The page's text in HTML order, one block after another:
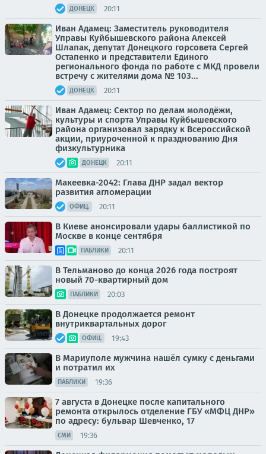
ДОНЕЦК 20:11
Иван Адамец: Заместитель руководителя
Управы Куйбышевского района Алексей
Шлапак, депутат Донецкого горсовета Сергей
Остапенко и представители Единого
регионального фонда по работе с МКД провели
встречу с жителями дома № 103...
ДОНЕЦК 20:11
Иван Адамец: Сектор по делам молодёжи,
культуры и спорта Управы Куйбышевского
района организовал зарядку к Всероссийской
акции, приуроченной к празднованию Дня
физкультурника
ДОНЕЦК 20:11
Макеевка-2042: Глава ДНР задал вектор
развития агломерации
ОФИЦ. 20:11
В Киеве анонсировали удары баллистикой по
Москве в конце сентября
ПАБЛИКИ 20:11
В Тельманово до конца 2026 года построят
новый 70-квартирный дом
ПАБЛИКИ 20:03
В Донецке продолжается ремонт
внутриквартальных дорог
ОФИЦ. 19:43
В Мариуполе мужчина нашёл сумку с деньгами
и потратил их
ПАБЛИКИ 19:36
7 августа в Донецке после капитального
ремонта открылось отделение ГБУ «МФЦ ДНР»
по адресу: бульвар Шевченко, 17
СМИ 19:36